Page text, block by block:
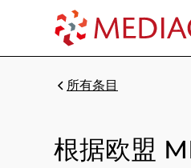
所有条目
根据欧盟